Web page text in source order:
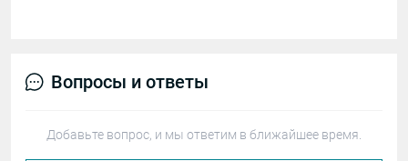
Вопросы и ответы
Добавьте вопрос, и мы ответим в ближайшее время.